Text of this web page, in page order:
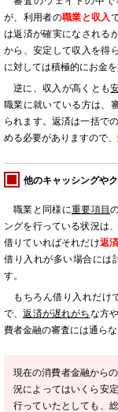
が、利用者の職業と収入
は返済が確実になされる
から、安定して収入を得
に対しては積極的にお金を
逆に、収入が高くとも
職業に就いている方は、
られます。返済は一括で
める必要がありますので、
他のキャッシングや
職業と同様に重要項目
ングを行っている状況は
借りていればそれだけ返
借り入れが多い場合には
す。
もちろん借り入れだけ
で、返済が遅れがちな方
費者金融の審査には通らな
現在の消費者金融から
況によってはいくら安
行っていたとしても、